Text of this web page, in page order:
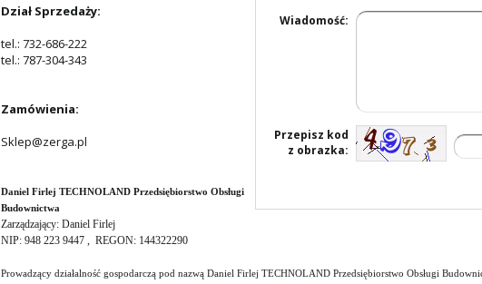
Wiadomość:
Przepisz kod
z obrazka:
Dział Sprzedaży:
tel.: 732-686-222
tel.: 787-304-343
Zamówienia:
Sklep@zerga.pl
Daniel Firlej TECHNOLAND Przedsiębiorstwo Obsługi
Budownictwa
Zarządzający: Daniel Firlej
NIP: 948 223 9447 , REGON: 144322290
Prowadzący działalność gospodarczą pod nazwą Daniel Firlej TECHNOLAND Przedsiębiorstwo Obsługi